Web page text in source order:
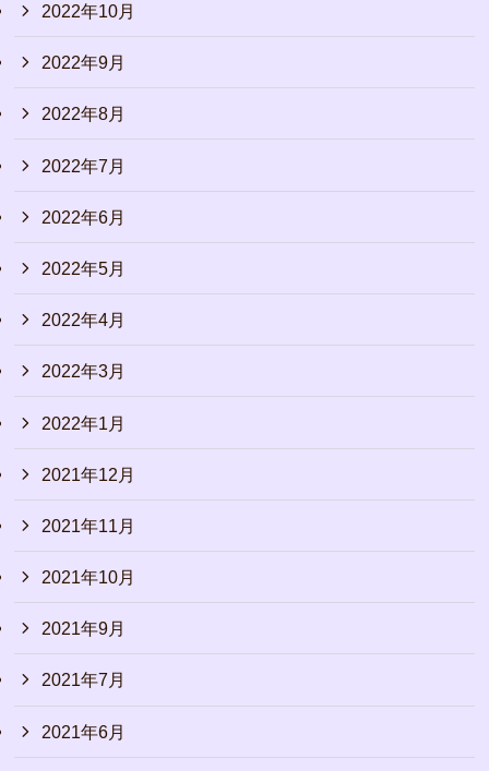
2022年10月
2022年9月
2022年8月
2022年7月
2022年6月
2022年5月
2022年4月
2022年3月
2022年1月
2021年12月
2021年11月
2021年10月
2021年9月
2021年7月
2021年6月